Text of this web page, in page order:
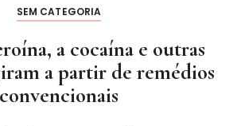
SEM CATEGORIA
a cocaína e outras
a partir de remédios
convencionais